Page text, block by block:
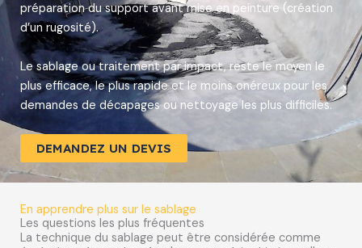
préparation du support avant mise en peinture (création
d’un rugosité).
Le sablage ou traitement par impact, reste le moyen le
plus efficace, le plus rapide et le moins onéreux pour les
demandes de décapages ou nettoyage les plus difficiles.
DEMANDEZ UN DEVIS
En apprendre plus sur le sablage
Les questions les plus fréquentes
La technique du sablage peut être considérée comme